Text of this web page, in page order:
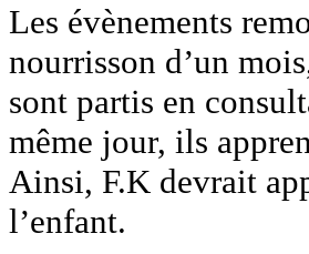
Les évènements
nourrisson d’un
sont partis en
même jour, ils
Ainsi, F.K devrait
l’enfant.